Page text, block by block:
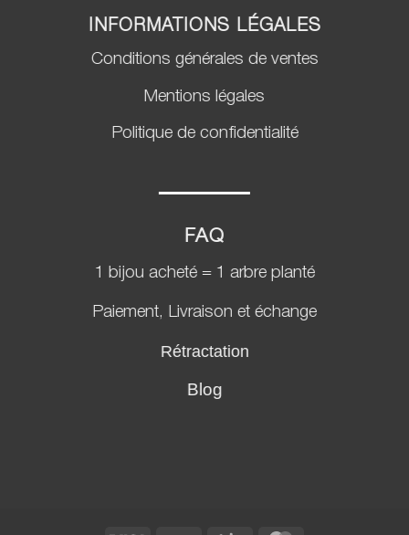
INFORMATIONS LÉGALES
Conditions générales de ventes
Mentions légales
Politique de confidentialité
FAQ
1 bijou acheté = 1 arbre planté
Paiement, Livraison et échange
Rétractation
Blog